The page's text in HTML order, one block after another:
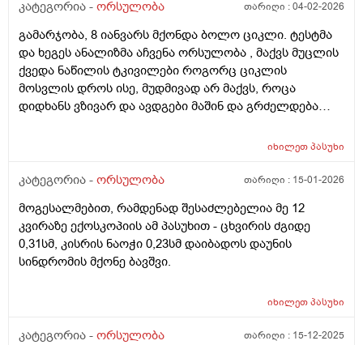
მირჩიოთ ჯერ გენეტიკოსის კონსულტაცია მჭირდება
კატეგორია - ორსულობა თარიღი :04-02-2026
გამარჯობა, 8 იანვარს მქონდა ბოლო ციკლი. ტესტმა
და ხეგეს ანალიზმა აჩვენა ორსულობა , მაქვს მუცლის
ქვედა ნაწილის ტკივილები როგორც ციკლის
მოსვლის დროს ისე, მუდმივად არ მაქვს, როცა
დიდხანს ვზივარ და ავდგები მაშინ და გრძელდება
რომ ვწევარ მაშინ მტკივა იგივე ხანგრძლივობიფ
რაც ასე ვარ.
იხილეთპასუხი
კატეგორია - ორსულობა თარიღი : 15-01-2026
მოგესალმებით, რამდენად შესაძლებელია მე 12
კვირაზე ექოსკოპიის ამ პასუხით - ცხვირის ძგიდე
0,31სმ, კისრის ნაოჭი 0,23სმ დაიბადოს დაუნის
სინდრომის მქონე ბავშვი.
იხილეთპასუხი
კატეგორია - ორსულობა თარიღი : 15-12-2025